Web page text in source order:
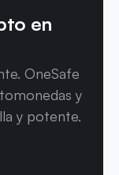
en
OneSafe
y
y potente.